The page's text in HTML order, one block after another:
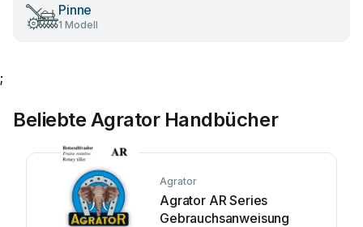
Pinne
1 Modell
;
Beliebte Agrator Handbücher
Agrator
Agrator AR Series
Gebrauchsanweisung